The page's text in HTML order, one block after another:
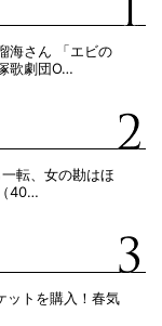
海さん 「エビの
歌劇団O…
転、女の勘はほ
40…
ットを購入！春気